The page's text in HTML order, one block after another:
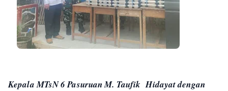
Kepala MTsN 6 Pasuruan M. Taufik Hidayat dengan